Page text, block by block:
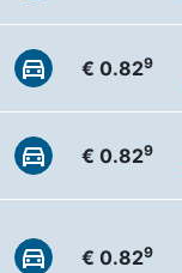
€ 0.829
€ 0.829
€ 0.829